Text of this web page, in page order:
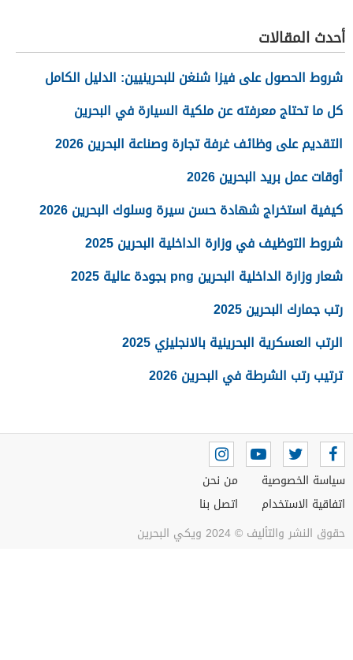
أحدث المقالات
شروط الحصول على فيزا شنغن للبحرينيين: الدليل الكامل
كل ما تحتاج معرفته عن ملكية السيارة في البحرين
التقديم على وظائف غرفة تجارة وصناعة البحرين 2026
أوقات عمل بريد البحرين 2026
كيفية استخراج شهادة حسن سيرة وسلوك البحرين 2026
شروط التوظيف في وزارة الداخلية البحرين 2025
شعار وزارة الداخلية البحرين png بجودة عالية 2025
رتب جمارك البحرين 2025
الرتب العسكرية البحرينية بالانجليزي 2025
ترتيب رتب الشرطة في البحرين 2026
سياسة الخصوصية
اتفاقية الاستخدام
من نحن
اتصل بنا
حقوق النشر والتأليف © 2024 ويكي البحرين